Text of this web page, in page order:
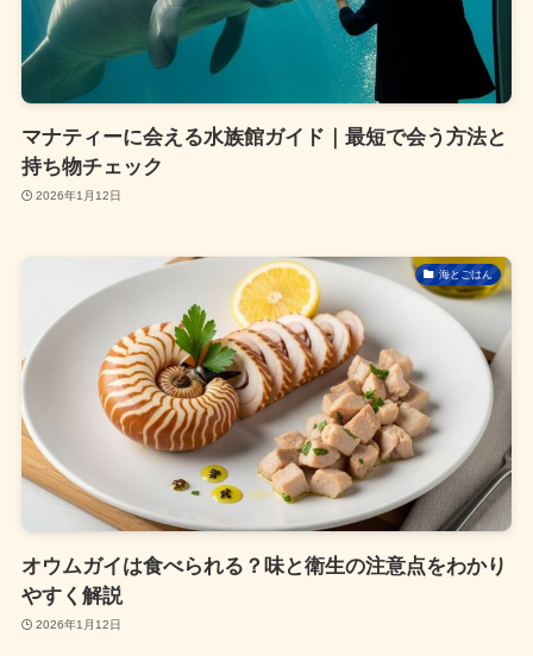
マナティーに会える水族館ガイド｜最短で会う方法と
持ち物チェック
2026年1月12日
海とごはん
オウムガイは食べられる？味と衛生の注意点をわかり
やすく解説
2026年1月12日